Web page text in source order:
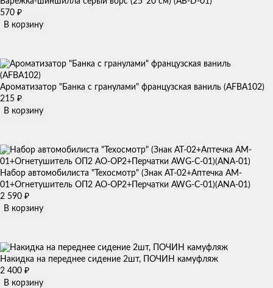
570 ₽
В корзину
Ароматизатор "Банка с гранулами" французская ваниль (AFBA102)
215 ₽
В корзину
Набор автомобилиста "Техосмотр" (Знак AT-02+Аптечка AM-
01+Огнетушитель ОП2 AO-OP2+Перчатки AWG-C-01)(ANA-01)
2 590 ₽
В корзину
Накидка на переднее сидение 2шт, ПОЧИН камуфляж
2 400 ₽
В корзину